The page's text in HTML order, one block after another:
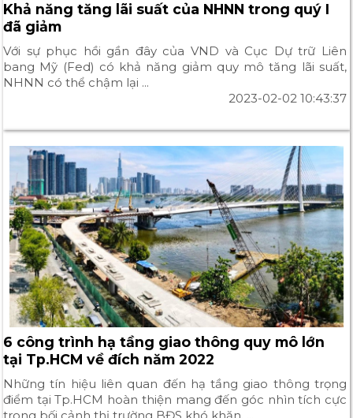
Khả năng tăng lãi suất của NHNN trong quý I
đã giảm
Với sự phục hồi gần đây của VND và Cục Dự trữ Liên
bang Mỹ (Fed) có khả năng giảm quy mô tăng lãi suất,
NHNN có thể chậm lại ...
2023-02-02 10:43:37
6 công trình hạ tầng giao thông quy mô lớn
tại Tp.HCM về đích năm 2022
Những tín hiệu liên quan đến hạ tầng giao thông trọng
điểm tại Tp.HCM hoàn thiện mang đến góc nhìn tích cực